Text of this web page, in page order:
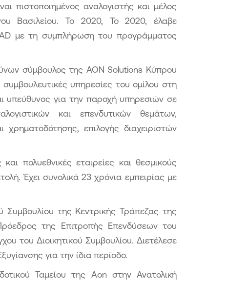
πιστοποιημένος αναλογιστής και μέλος
Βασιλείου. Το 2020, Το 2020, έλαβε
με τη συμπλήρωση του προγράμματος
σύμβουλος της AON Solutions Κύπρου
συμβουλευτικές υπηρεσίες του ομίλου στη
υπεύθυνος για την παροχή υπηρεσιών σε
και επενδυτικών θεμάτων,
επιλογής διαχειριστών
πολυεθνικές εταιρείες και θεσμικούς
Έχει συνολικά 23 χρόνια εμπειρίας με
Συμβουλίου της Κεντρικής Τράπεζας της
της Επιτροπής Επενδύσεων του
του Διοικητικού Συμβουλίου. Διετέλεσε
για την ίδια περίοδο.
Ταμείου της Aon στην Ανατολική